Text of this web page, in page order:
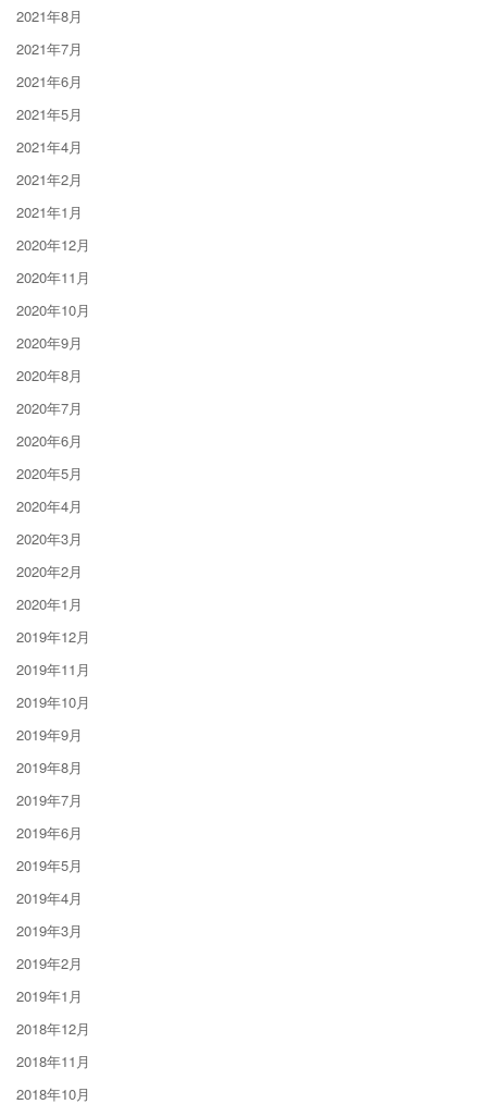
2021年8月
2021年7月
2021年6月
2021年5月
2021年4月
2021年2月
2021年1月
2020年12月
2020年11月
2020年10月
2020年9月
2020年8月
2020年7月
2020年6月
2020年5月
2020年4月
2020年3月
2020年2月
2020年1月
2019年12月
2019年11月
2019年10月
2019年9月
2019年8月
2019年7月
2019年6月
2019年5月
2019年4月
2019年3月
2019年2月
2019年1月
2018年12月
2018年11月
2018年10月